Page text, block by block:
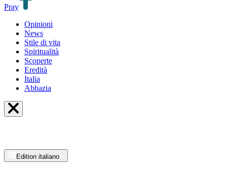
Pray
Opinioni
News
Stile di vita
Spiritualità
Scoperte
Eredità
Italia
Abbazia
Edition italiano